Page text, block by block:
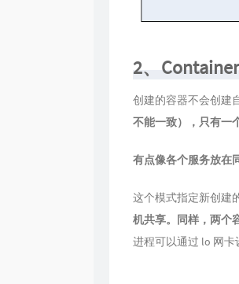
2、
创建的容器不会创建
不能一致），只有一
有点像各个服务放在
这个模式指定新创建
机共享。同样，两个
进程可以通过 lo 网卡